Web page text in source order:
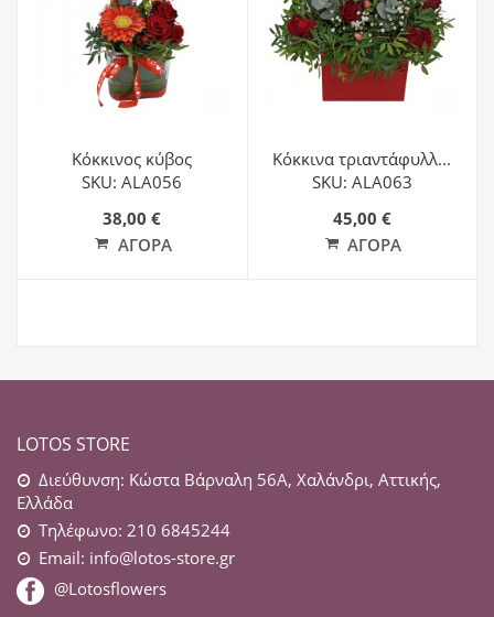
Κόκκινος κύβος
SKU: ALA056
38,00 €
ΑΓΟΡΆ
Κόκκινα τριαντάφυλλ...
SKU: ALA063
45,00 €
ΑΓΟΡΆ
LOTOS STORE
Διεύθυνση: Κώστα Βάρναλη 56Α, Χαλάνδρι, Αττικής,
Ελλάδα
Τηλέφωνο: 210 6845244
Email: info@lotos-store.gr
@Lotosflowers